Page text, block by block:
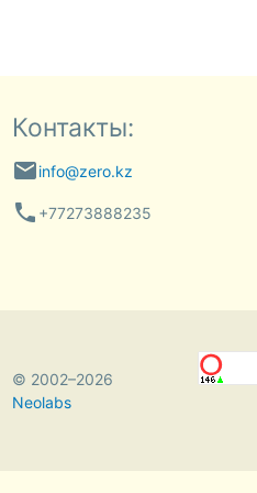
Контакты:
emailinfo@zero.kz
phone +77273888235
© 2002–2026
Neolabs